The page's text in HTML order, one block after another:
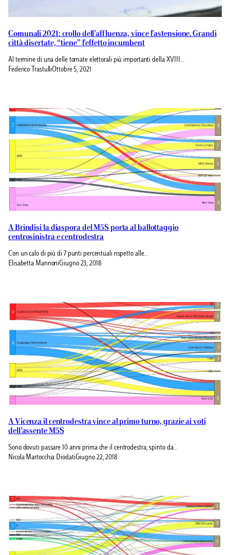
Comunali 2021: crollo dell’affluenza, vince l’astensione. Grandi
città disertate, “tiene” l’effetto incumbent
Al termine di una delle tornate elettorali più importanti della XVIII…
Federico TrastulliOttobre 5, 2021
A Brindisi la diaspora del M5S porta al ballottaggio
centrosinistra e centrodestra
Con un calo di più di 7 punti percentuali rispetto alle…
Elisabetta MannoniGiugno 23, 2018
A Vicenza il centrodestra vince al primo turno, grazie ai voti
dell’assente M5S
Sono dovuti passare 10 anni prima che il centrodestra, spinto da…
Nicola Martocchia DiodatiGiugno 22, 2018